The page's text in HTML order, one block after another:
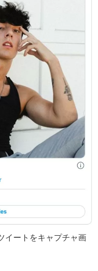
イートをキャプチャ画